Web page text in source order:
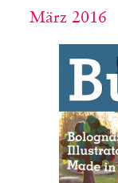
März 2016